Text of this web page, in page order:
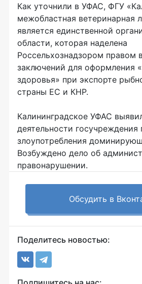
Как уточнили в УФАС, ФГУ
межобластная ветеринарная
является единственной
области, которая наделена
Россельхознадзором правом
заключений для оформления
здоровья» при экспорте
страны ЕС и КНР.
Калининградское УФАС
деятельности госучреждения
злоупотребления
Возбуждено дело об
правонарушении.
Обсудить в
Поделитесь новостью: